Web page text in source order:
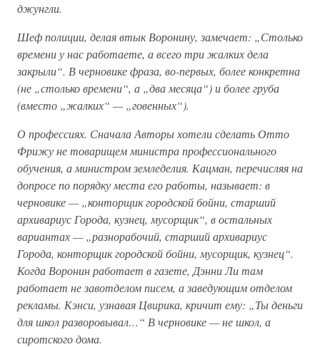
джунгли.
Шеф полиции, делая втык Воронину, замечает: „Столько
времени у нас работаете, а всего три жалких дела
закрыли“. В черновике фраза, во-первых, более конкретна
(не „столько времени“, а „два месяца“) и более груба
(вместо „жалких“ — „говенных“).
О профессиях. Сначала Авторы хотели сделать Отто
Фрижу не товарищем министра профессионального
обучения, а министром земледелия. Кацман, перечисляя на
допросе по порядку места его работы, называет: в
черновике — „конторщик городской бойни, старший
архивариус Города, кузнец, мусорщик“, в остальных
вариантах — „разнорабочий, старший архивариус
Города, конторщик городской бойни, мусорщик, кузнец“.
Когда Воронин работает в газете, Дэнни Ли там
работает не завотделом писем, а заведующим отделом
рекламы. Кэнси, узнавая Цвирика, кричит ему: „Ты деньги
для школ разворовывал…“ В черновике — не школ, а
сиротского дома.